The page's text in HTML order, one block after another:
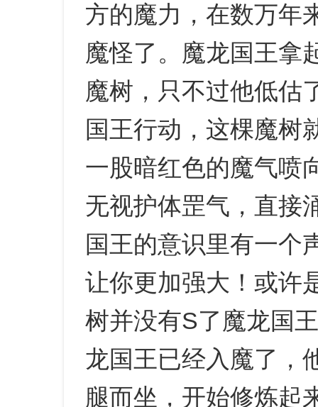
方的魔力，在数万年
魔怪了。魔龙国王拿
魔树，只不过他低估
国王行动，这棵魔树
一股暗红色的魔气喷
无视护体罡气，直接
国王的意识里有一个
让你更加强大！或许
树并没有S了魔龙国
龙国王已经入魔了，
腿而坐，开始修炼起